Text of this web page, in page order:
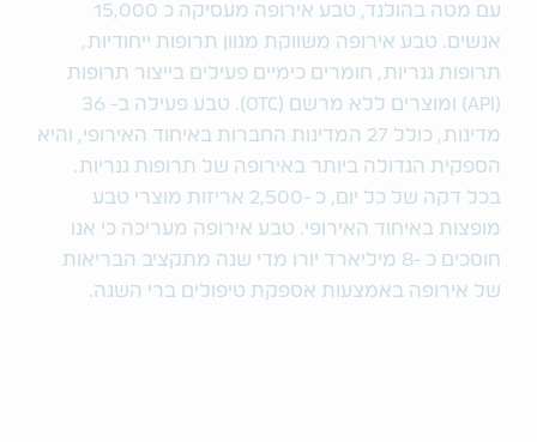
עם מטה בהולנד, טבע אירופה מעסיקה כ 15,000
אנשים. טבע אירופה משווקת מגוון תרופות ייחודיות,
תרופות גנריות, חומרים כימיים פעילים בייצור תרופות
(API) ומוצרים ללא מרשם (OTC). טבע פעילה ב- 36
מדינות, כולל 27 המדינות החברות באיחוד האירופי, והיא
הספקית הגדולה ביותר באירופה של תרופות גנריות.
בכל דקה של כל יום, כ -2,500 אריזות מוצרי טבע
מופצות באיחוד האירופי. טבע אירופה מעריכה כי אנו
חוסכים כ -8 מיליארד יורו מדי שנה מתקציב הבריאות
של אירופה באמצעות אספקת טיפולים ברי השגה.